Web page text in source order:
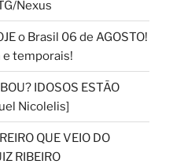
Nexus
o Brasil 06 de AGOSTO!
e temporais!
IDOSOS ESTÃO
Nicolelis]
QUE VEIO DO
RIBEIRO